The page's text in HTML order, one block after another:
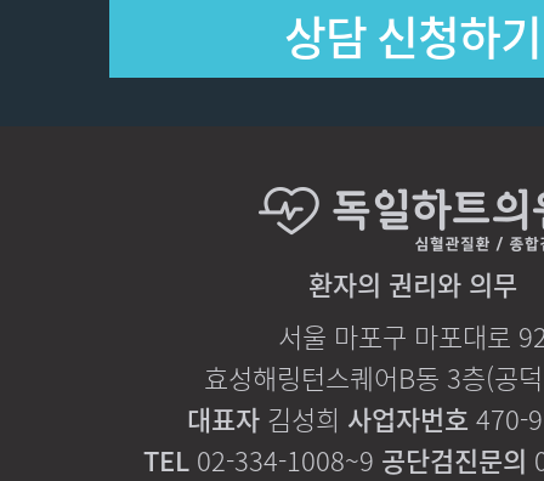
환자의 권리와 의무
서울 마포구 마포대로
효성해링턴스퀘어B동 3층(공
대표자 김성희 사업자번호 470-
TEL 02-334-1008~9 공단검진문의